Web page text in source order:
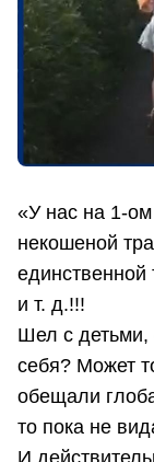
«У нас на 1-
некошеной
единственной
и т. д.!!!
Шел с детьми,
себя? Может
обещали
то пока не
И